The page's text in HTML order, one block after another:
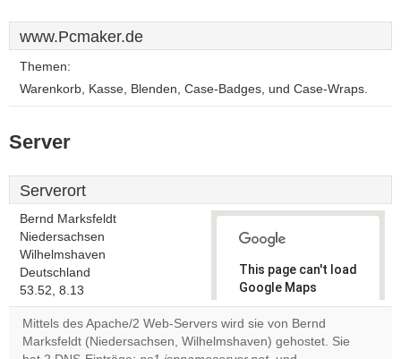
www.Pcmaker.de
Themen:
Warenkorb, Kasse, Blenden, Case-Badges, und Case-Wraps.
Server
Serverort
Bernd Marksfeldt
Niedersachsen
Wilhelmshaven
Deutschland
53.52, 8.13
This page can't load
Google Maps
correctly.
Do you
Mittels des Apache/2 Web-Servers wird sie von Bernd
Marksfeldt (Niedersachsen, Wilhelmshaven) gehostet. Sie